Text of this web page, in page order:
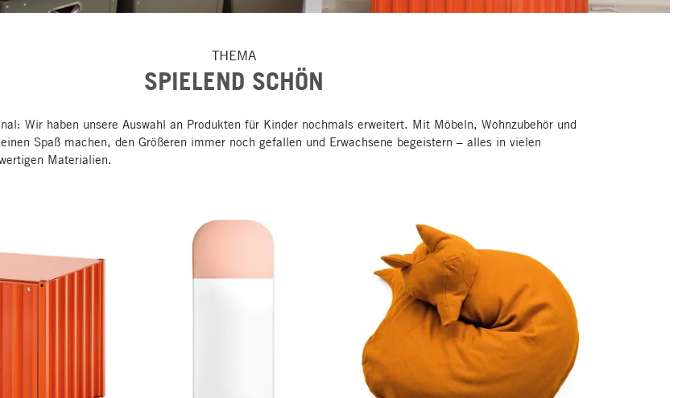
THEMA
SPIELEND SCHÖN
Wir haben unsere Auswahl an Produkten für Kinder nochmals erweitert. Mit Möbeln, Wohnzubehör und
Spaß machen, den Größeren immer noch gefallen und Erwachsene begeistern – alles in vielen
Materialien.